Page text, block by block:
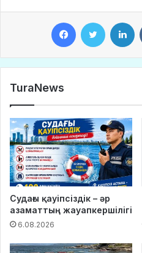
TuraNews
Судағы қауіпсіздік – әр
азаматтың жауапкершілігі
6.08.2026